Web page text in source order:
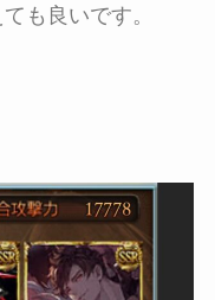
も良いです。